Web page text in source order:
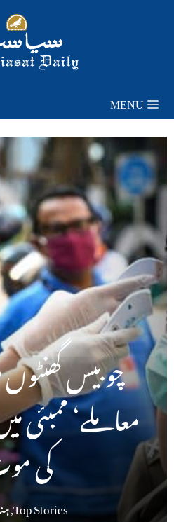
MENU
معاملے‘
کی
Top Stories
,